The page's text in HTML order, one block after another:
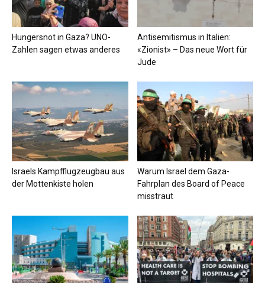
Hungersnot in Gaza? UNO-
Zahlen sagen etwas anderes
Antisemitismus in Italien:
«Zionist» – Das neue Wort für
Jude
Israels Kampfflugzeugbau aus
der Mottenkiste holen
Warum Israel dem Gaza-
Fahrplan des Board of Peace
misstraut